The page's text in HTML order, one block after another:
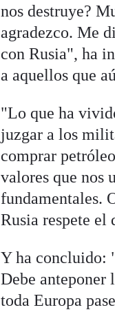
nos destruye?
agradezco. Me
con Rusia", ha
a aquellos que
"Lo que ha
juzgar a los
comprar
valores que nos
fundamentales.
Rusia respete
Y ha concluido:
Debe anteponer
toda Europa